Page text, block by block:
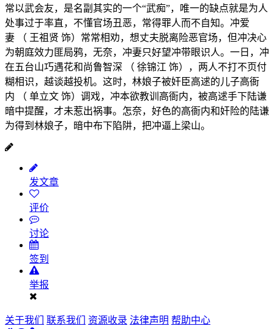
常以武会友，是名副其实的一个“武痴”，唯一的缺点就是为人
处事过于率直，不懂官场丑恶，常得罪人而不自知。冲爱
妻 （ 王祖贤 饰）常常相劝，想丈夫脱离险恶官场，但冲决心
为朝庭效力匪局鸦，无奈，冲妻只好望冲带眼识人。一日，冲
在五台山巧遇花和尚鲁智深 （ 徐锦江 饰），两人不打不页付
糊相识，越谈越投机。这时，林娘子被奸臣高逑的儿子高衙
内 （ 单立文 饰）调戏，冲本欲教训高衙内，被高逑手下陆谦
暗中提醒，才未惹出祸事。怎奈，好色的高衙内和奸险的陆谦
为得到林娘子，暗中布下陷阱，把冲逼上梁山。
发文章
评价
讨论
签到
举报
关于我们 联系我们 资源收录 法律声明 帮助中心